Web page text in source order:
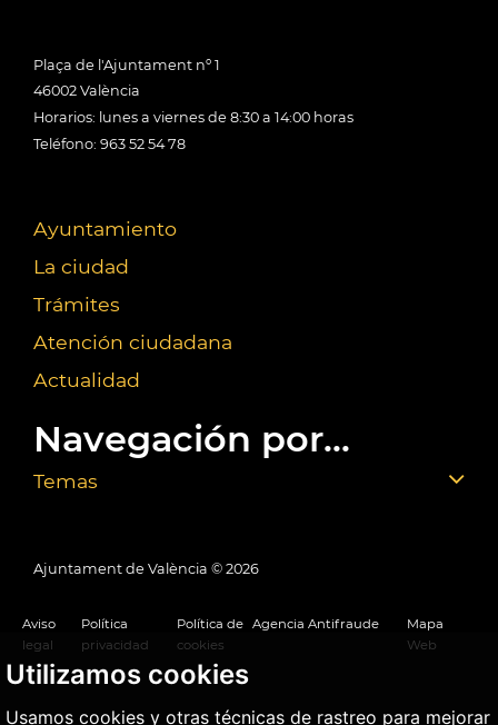
Utilizamos cookies
Usamos cookies y otras técnicas de rastreo para mejorar
Plaça de l'Ajuntament nº 1
46002 València
Horarios: lunes a viernes de 8:30 a 14:00 horas
Teléfono: 963 52 54 78
Ayuntamiento
La ciudad
Trámites
Atención ciudadana
Actualidad
Navegación por...
Temas
Ajuntament de València © 2026
Aviso
legal
Política
privacidad
Política de
cookies
Agencia Antifraude
Mapa
Web